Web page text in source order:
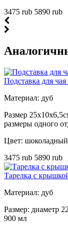
3475 rub 5890 rub
Подставка для
Материал: дуб
Размер
размеры одного
Цвет: шоколадный
3475 rub 5890 rub
Тарелка с
Материал: дуб
Размер: диаметр
900 мл